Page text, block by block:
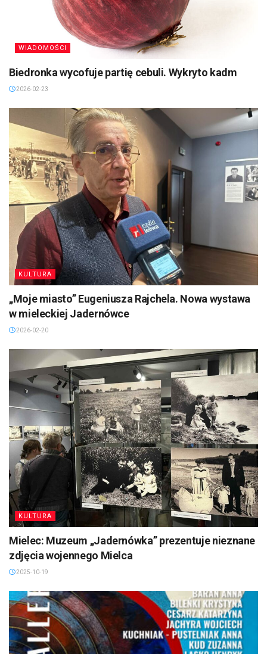
WIADOMOŚCI
Biedronka wycofuje partię cebuli. Wykryto kadm
2026-02-23
KULTURA
„Moje miasto” Eugeniusza Rajchela. Nowa wystawa
w mieleckiej Jadernówce
2026-02-20
KULTURA
Mielec: Muzeum „Jadernówka” prezentuje nieznane
zdjęcia wojennego Mielca
2025-10-19